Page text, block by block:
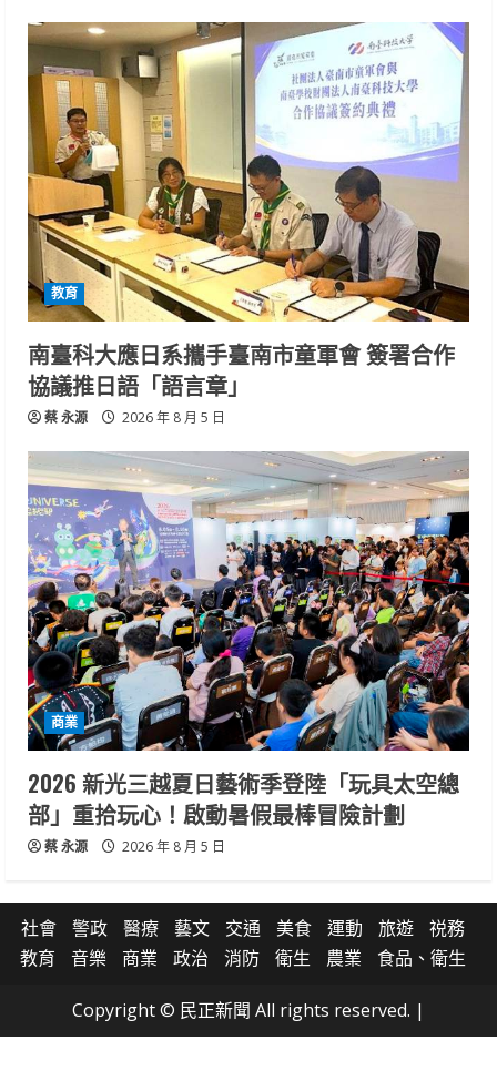
教育
南臺科大應日系攜手臺南市童軍會 簽署合作
協議推日語「語言章」
蔡 永源 2026 年 8 月 5 日
商業
2026 新光三越夏日藝術季登陸「玩具太空總
部」重拾玩心！啟動暑假最棒冒險計劃
蔡 永源 2026 年 8 月 5 日
社會 警政 醫療 藝文 交通 美食 運動 旅遊
祱務
教育
音樂 商業 政治 消防 衛生 農業 食品、衛生
Copyright © 民正新聞 All rights reserved. |